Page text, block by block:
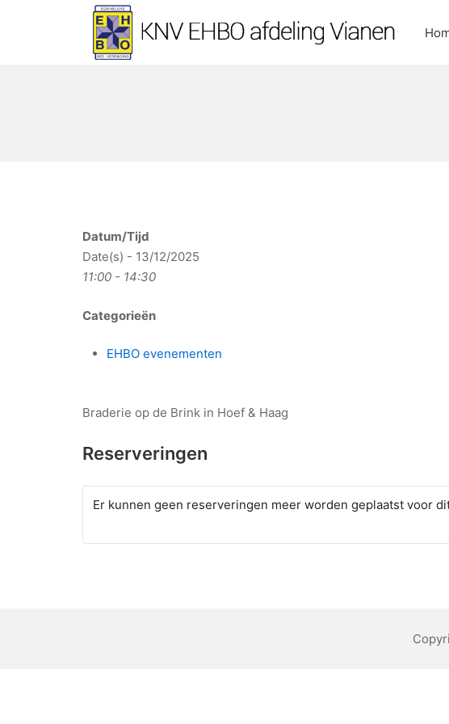
Datum/Tijd
Date(s) - 13/12/2025
11:00 - 14:30
Categorieën
EHBO evenementen
Braderie op de Brink in Hoef & Haag
Reserveringen
Er kunnen geen reserveringen meer worden geplaatst voor